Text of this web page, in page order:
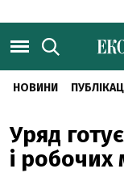
НОВИНИ
Уряд
і робочих